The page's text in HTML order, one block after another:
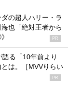
の超人ハリー・ラ
也「絶対王者から
PR
る「10年前より
は。［MVVりらい
PR